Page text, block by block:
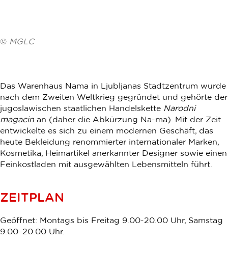
© MGLC
Das Warenhaus Nama in Ljubljanas Stadtzentrum wurde
nach dem Zweiten Weltkrieg gegründet und gehörte der
jugoslawischen staatlichen Handelskette Narodni
magacin an (daher die Abkürzung Na-ma). Mit der Zeit
entwickelte es sich zu einem modernen Geschäft, das
heute Bekleidung renommierter internationaler Marken,
Kosmetika, Heimartikel anerkannter Designer sowie einen
Feinkostladen mit ausgewählten Lebensmitteln führt.
ZEITPLAN
Geöffnet: Montags bis Freitag 9.00-20.00 Uhr, Samstag
9.00–20.00 Uhr.